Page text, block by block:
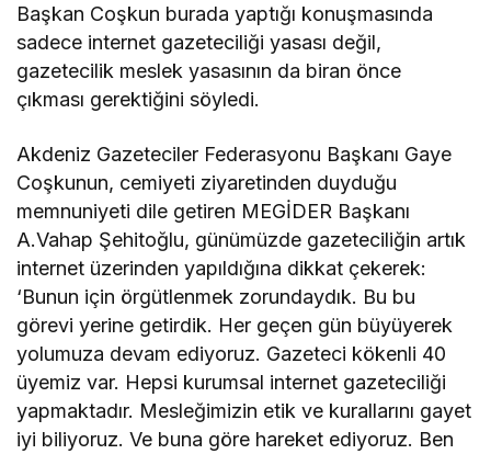
Başkan Coşkun burada yaptığı konuşmasında
sadece internet gazeteciliği yasası değil,
gazetecilik meslek yasasının da biran önce
çıkması gerektiğini söyledi.
Akdeniz Gazeteciler Federasyonu Başkanı Gaye
Coşkunun, cemiyeti ziyaretinden duyduğu
memnuniyeti dile getiren MEGİDER Başkanı
A.Vahap Şehitoğlu, günümüzde gazeteciliğin artık
internet üzerinden yapıldığına dikkat çekerek:
‘Bunun için örgütlenmek zorundaydık. Bu bu
görevi yerine getirdik. Her geçen gün büyüyerek
yolumuza devam ediyoruz. Gazeteci kökenli 40
üyemiz var. Hepsi kurumsal internet gazeteciliği
yapmaktadır. Mesleğimizin etik ve kurallarını gayet
iyi biliyoruz. Ve buna göre hareket ediyoruz. Ben